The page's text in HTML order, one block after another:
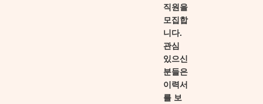
직원을
모집합
니다.
관심
있으신
분들은
이력서
를 보